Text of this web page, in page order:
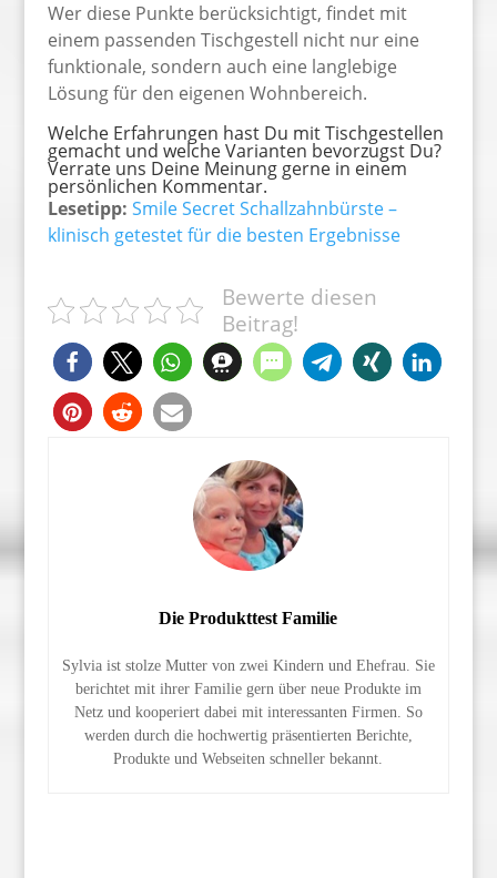
Wer diese Punkte berücksichtigt, findet mit
einem passenden Tischgestell nicht nur eine
funktionale, sondern auch eine langlebige
Lösung für den eigenen Wohnbereich.
Welche Erfahrungen hast Du mit Tischgestellen
gemacht und welche Varianten bevorzugst Du?
Verrate uns Deine Meinung gerne in einem
persönlichen Kommentar.
Lesetipp: Smile Secret Schallzahnbürste –
klinisch getestet für die besten Ergebnisse
Bewerte diesen
Beitrag!
Die Produkttest Familie
Sylvia ist stolze Mutter von zwei Kindern und Ehefrau. Sie
berichtet mit ihrer Familie gern über neue Produkte im
Netz und kooperiert dabei mit interessanten Firmen. So
werden durch die hochwertig präsentierten Berichte,
Produkte und Webseiten schneller bekannt.